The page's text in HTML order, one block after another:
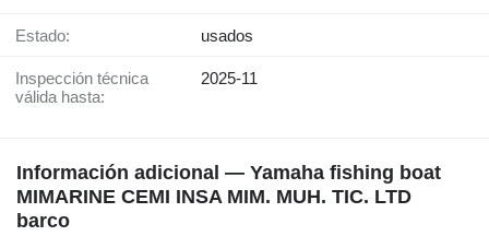
Estado: usados
Inspección técnica
válida hasta:
2025-11
Información adicional — Yamaha fishing boat
MIMARINE CEMI INSA MIM. MUH. TIC. LTD
barco